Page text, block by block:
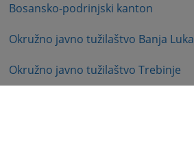
Bosansko-podrinjski kanton
Okružno javno tužilaštvo Banja Luka
Okružno javno tužilaštvo Trebinje